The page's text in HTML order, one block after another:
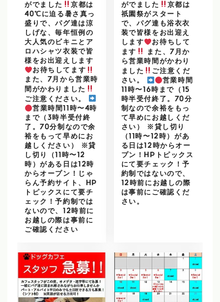
がでました
京都は
40℃に迫る暑さ真っ
盛りで、パグ達は涼
しげな、毎年恒例の
大人気のビキニとア
ロハシャツ衣装で皆
様をお出迎えします
お待ちしてます
また、7月から営業時
間がかわりました
ご注意ください。
営業時間11時〜4時
まで（3時半受付終
了。70分制なので余
裕をもって早めにお
越しください） ※貸
し切り（11時〜12
時）がある日は12時
からオープン！じゃ
らん予約サイト、HP
トピックスにて要チ
ェック！予約制では
ないので、12時前に
お越しの際は事前に
ご確認ください
がでました
京都は
祇園祭がスタート
で、パグ達も浴衣衣
装で皆様をお出迎え
します
お待ちして
ます
また、7月か
ら営業時間がかわり
ました
ご注意くだ
さい。
営業時間
11時〜16時まで（15
時半受付終了。70分
制なので余裕をもっ
て早めにお越しくだ
さい） ※貸し切り
（11時〜12時）があ
る日は12時からオー
プン！HPトピックス
にて要チェック！予
約制ではないので、
12時前にお越しの際
は事前にご確認くだ
さい。